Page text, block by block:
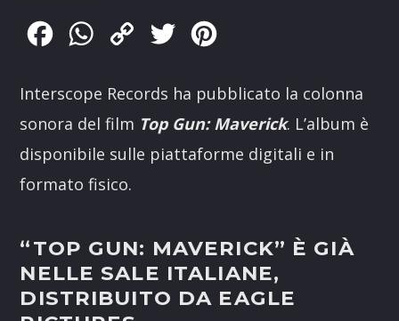
FacebookWhatsApp
Copy
Twitter
Interscope Records ha pubblicato la colonna
sonora del film Top Gun: Maverick. L’album è
disponibile sulle piattaforme digitali e in
formato fisico.
“TOP GUN: MAVERICK” È GIÀ
NELLE SALE ITALIANE,
DISTRIBUITO DA EAGLE